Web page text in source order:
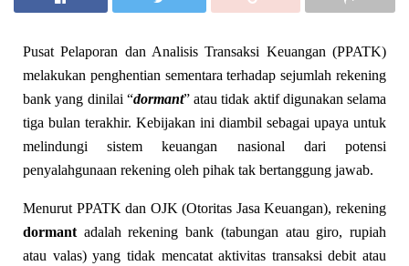
Pusat Pelaporan dan Analisis Transaksi Keuangan (PPATK)
melakukan penghentian sementara terhadap sejumlah rekening
bank yang dinilai “dormant” atau tidak aktif digunakan selama
tiga bulan terakhir. Kebijakan ini diambil sebagai upaya untuk
melindungi sistem keuangan nasional dari potensi
penyalahgunaan rekening oleh pihak tak bertanggung jawab.
Menurut PPATK dan OJK (Otoritas Jasa Keuangan), rekening
dormant adalah rekening bank (tabungan atau giro, rupiah
atau valas) yang tidak mencatat aktivitas transaksi debit atau